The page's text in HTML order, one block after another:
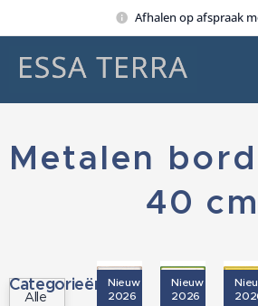
Afhalen op afspraak
Metalen
40 cm
Categorieën
Alle
Nieuw
2026
Nieuw
2026